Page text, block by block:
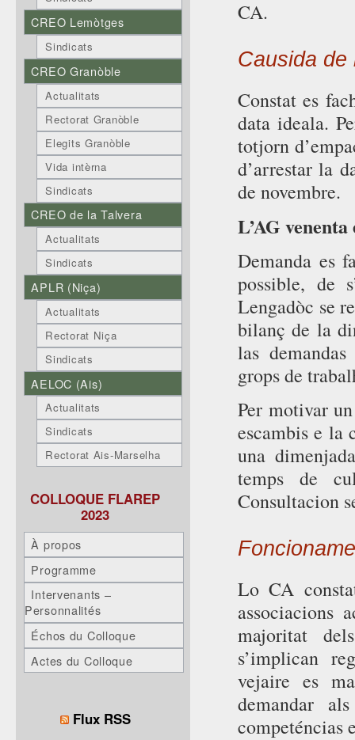
CA.
Causida de
Constat es
data ideala.
totjorn
d’arrestar la
de novembre.
L’AG
Demanda es
possible, de
Lengadòc se
bilanç de la
las
grops de
Per motivar
escambis e la
una
temps de
Consultacion
Lo CA
associacions
majoritat
s’implican
vejaire es
demandar
competéncias
CREO Lemòtges
Sindicats
CREO Granòble
Actualitats
Rectorat Granòble
Elegits Granòble
Vida intèrna
Sindicats
CREO de la Talvera
Actualitats
Sindicats
APLR (Niça)
Actualitats
Rectorat Niça
Sindicats
AELOC (Ais)
Actualitats
Sindicats
Rectorat Ais-Marselha
COLLOQUE FLAREP
2023
À propos
Programme
Intervenants –
Personnalités
Échos du Colloque
Actes du Colloque
Flux RSS